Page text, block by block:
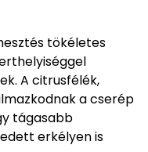
tökéletes
A citrusfélék,
a cserép
tágasabb
erkélyen is